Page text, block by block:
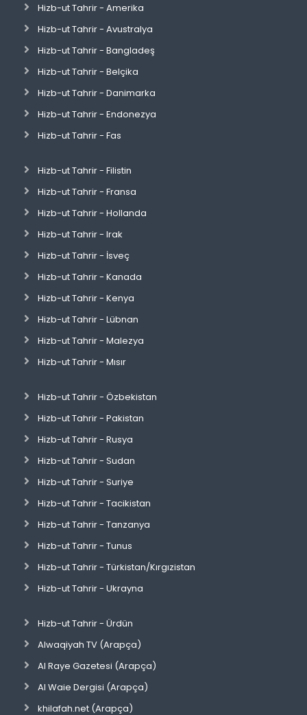
Hizb-ut Tahrir - Amerika
Hizb-ut Tahrir - Avustralya
Hizb-ut Tahrir - Bangladeş
Hizb-ut Tahrir - Belçika
Hizb-ut Tahrir - Danimarka
Hizb-ut Tahrir - Endonezya
Hizb-ut Tahrir - Fas
Hizb-ut Tahrir - Filistin
Hizb-ut Tahrir - Fransa
Hizb-ut Tahrir - Hollanda
Hizb-ut Tahrir - Irak
Hizb-ut Tahrir - İsveç
Hizb-ut Tahrir - Kanada
Hizb-ut Tahrir - Kenya
Hizb-ut Tahrir - Lübnan
Hizb-ut Tahrir - Malezya
Hizb-ut Tahrir - Mısır
Hizb-ut Tahrir - Özbekistan
Hizb-ut Tahrir - Pakistan
Hizb-ut Tahrir - Rusya
Hizb-ut Tahrir - Sudan
Hizb-ut Tahrir - Suriye
Hizb-ut Tahrir - Tacikistan
Hizb-ut Tahrir - Tanzanya
Hizb-ut Tahrir - Tunus
Hizb-ut Tahrir - Türkistan/Kırgızistan
Hizb-ut Tahrir - Ukrayna
Hizb-ut Tahrir - Ürdün
Alwaqiyah TV (Arapça)
Al Raye Gazetesi (Arapça)
Al Waie Dergisi (Arapça)
khilafah.net (Arapça)